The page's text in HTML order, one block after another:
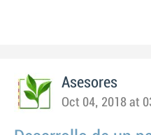
Asesores
Oct 04, 2018 at